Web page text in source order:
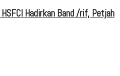
Hadirkan Band /rif, Petjah